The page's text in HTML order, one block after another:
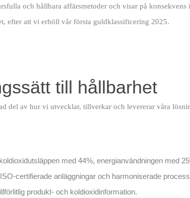
och hållbara affärsmetoder och visar på
efter att vi erhöll vår första guldklassificering 2025.
till hållbarhet
del av hur vi utvecklar, tillverkar och levererar våra
med 44%, energianvändningen med
certifierade anläggningar och harmoniserade
produkt- och koldioxidinformation.